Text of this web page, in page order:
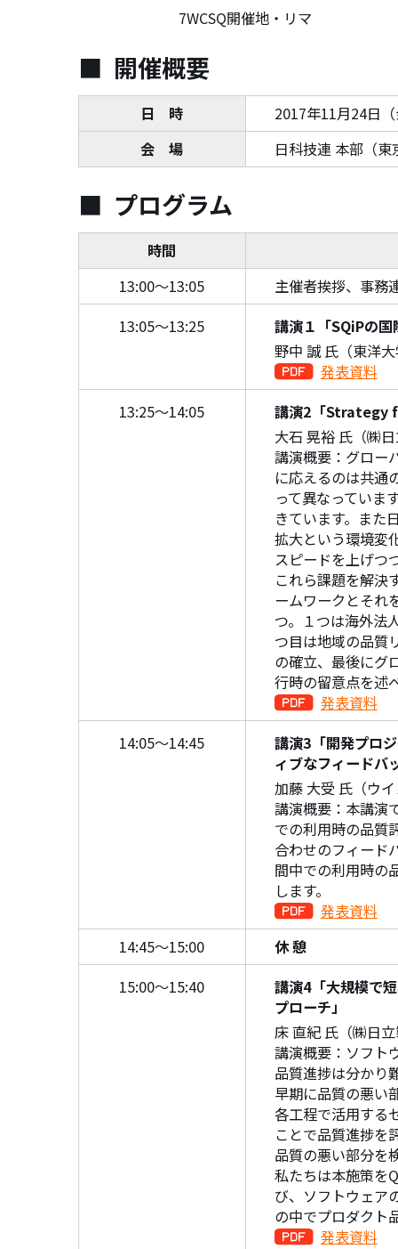
7WCSQ開催地・リマ
開催概要
日 時
2017年11月24日
会 場
日科技連 本部（
プログラム
時間
13:00～13:05
主催者挨拶、事務
13:05～13:25
講演１「SQiPの
野中 誠 氏（東洋
発表資料
13:25～14:05
講演2「Strategy
大石 晃裕 氏（㈱
講演概要：グロー
に応えるのは共通
って異なっていま
きています。また
拡大という環境変
スピードを上げつ
これら課題を解決
ームワークとそれ
つ。１つは海外法
つ目は地域の品質
の確立、最後にグ
行時の留意点を述
発表資料
14:05～14:45
講演3「開発プロ
ィブなフィードバ
加藤 大受 氏（ウ
講演概要：本講演
での利用時の品質
合わせのフィード
間中での利用時の
します。
発表資料
14:45～15:00
休 憩
15:00～15:40
講演4「大規模で
プローチ」
床 直紀 氏（㈱日
講演概要：ソフト
品質進捗は分かり
早期に品質の悪い
各工程で活用する
ことで品質進捗を
品質の悪い部分を
私たちは本施策を
び、ソフトウェア
の中でプロダクト
発表資料